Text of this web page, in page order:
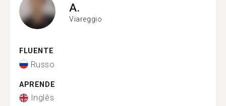
A.
Viareggio
FLUENTE
Russo
APRENDE
Inglês